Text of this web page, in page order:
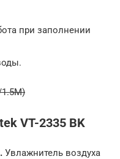
при заполнении
VT-2335 BK
Увлажнитель воздуха